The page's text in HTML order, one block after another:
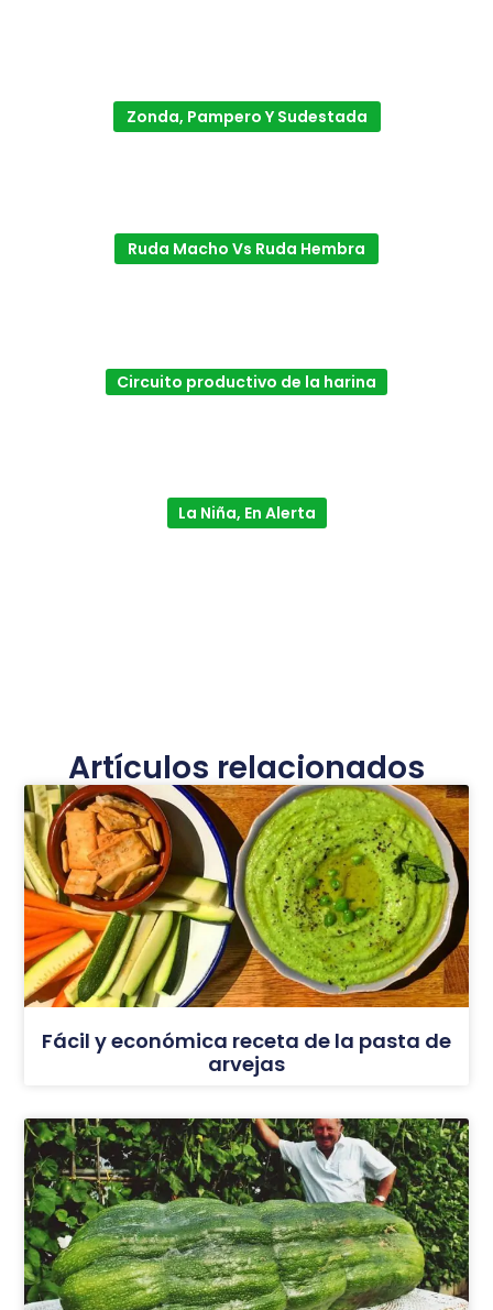
Zonda, Pampero Y Sudestada
Ruda Macho Vs Ruda Hembra
Circuito productivo de la harina
La Niña, En Alerta
Artículos relacionados
Fácil y económica receta de la pasta de
arvejas